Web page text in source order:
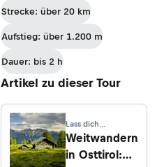
Strecke: über 20 km
Aufstieg: über 1.200 m
Dauer: bis 2 h
Artikel zu dieser Tour
Lass dich
inspirieren
Weitwandern
in Osttirol: